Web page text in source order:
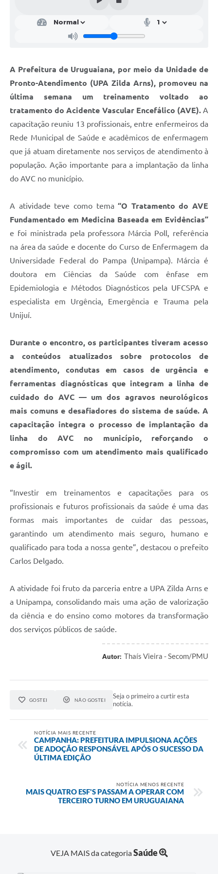
Contas Públicas
Links
Telefones Úteis
Termos de Uso & Política de Privacidade
A Prefeitura de Uruguaiana, por meio da Unidade de
Pronto-Atendimento (UPA Zilda Arns), promoveu na
última semana um treinamento voltado ao
tratamento do Acidente Vascular Encefálico (AVE). A
capacitação reuniu 13 profissionais, entre enfermeiros da
Rede Municipal de Saúde e acadêmicos de enfermagem
que já atuam diretamente nos serviços de atendimento à
população. Ação importante para a implantação da linha
do AVC no município.
A atividade teve como tema“O Tratamento do AVE
Fundamentado em Medicina Baseada em Evidências”
e foi ministrada pela professora Márcia Poll, referência
na área da saúde e docente do Curso de Enfermagem da
Universidade Federal do Pampa (Unipampa). Márcia é
doutora em Ciências da Saúde com ênfase em
Epidemiologia e Métodos Diagnósticos pela UFCSPA e
especialista em Urgência, Emergência e Trauma pela
Unijuí.
Durante o encontro, os participantes tiveram acesso
a conteúdos atualizados sobre protocolos de
atendimento, condutas em casos de urgência e
ferramentas diagnósticas que integram a linha de
cuidado do AVC — um dos agravos neurológicos
mais comuns e desafiadores do sistema de saúde. A
capacitação integra o processo de implantação da
linha do AVC no município, reforçando o
compromisso com um atendimento mais qualificado
e ágil.
“Investir em treinamentos e capacitações para os
profissionais e futuros profissionais da saúde é uma das
formas mais importantes de cuidar das pessoas,
garantindo um atendimento mais seguro, humano e
qualificado para toda a nossa gente”, destacou o prefeito
Carlos Delgado.
A atividade foi fruto da parceria entre a UPA Zilda Arns e
a Unipampa, consolidando mais uma ação de valorização
da ciência e do ensino como motores da transformação
dos serviços públicos de saúde.
Autor: Thaís Vieira - Secom/PMU
GOSTEI NÃO GOSTEI
Seja o primeiro a curtir esta
notícia.
NOTÍCIA MAIS RECENTE
CAMPANHA: PREFEITURA IMPULSIONA AÇÕES
DE ADOÇÃO RESPONSÁVEL APÓS O SUCESSO DA
ÚLTIMA EDIÇÃO
NOTÍCIA MENOS RECENTE
MAIS QUATRO ESF'S PASSAM A OPERAR COM
TERCEIRO TURNO EM URUGUAIANA
VEJA MAIS da categoriaSaúde